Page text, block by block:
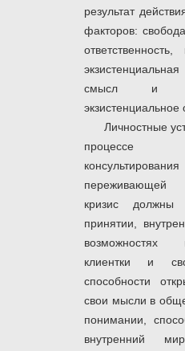
результат
факторов:
смысл и
экзистенциальное
Личностные
процессе
переживающей
кризис должны
принятии,
возможностях
клиентки и
способности
свои мысли в
понимании,
внутренний